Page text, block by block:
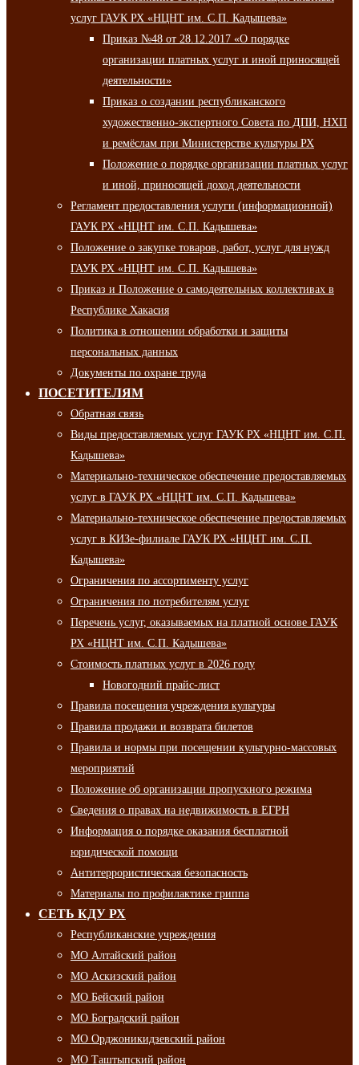
услуг ГАУК РХ «НЦНТ им. С.П. Кадышева»
Приказ №48 от 28.12.2017 «О порядке
организации платных услуг и иной приносящей
деятельности»
Приказ о создании республиканского
художественно-экспертного Совета по ДПИ, НХП
и ремёслам при Министерстве культуры РХ
Положение о порядке организации платных услуг
и иной, приносящей доход деятельности
Регламент предоставления услуги (информационной)
ГАУК РХ «НЦНТ им. С.П. Кадышева»
Положение о закупке товаров, работ, услуг для нужд
ГАУК РХ «НЦНТ им. С.П. Кадышева»
Приказ и Положение о самодеятельных коллективах в
Республике Хакасия
Политика в отношении обработки и защиты
персональных данных
Документы по охране труда
ПОСЕТИТЕЛЯМ
Обратная связь
Виды предоставляемых услуг ГАУК РХ «НЦНТ им. С.П.
Кадышева»
Материально-техническое обеспечение предоставляемых
услуг в ГАУК РХ «НЦНТ им. С.П. Кадышева»
Материально-техническое обеспечение предоставляемых
услуг в КИЗе-филиале ГАУК РХ «НЦНТ им. С.П.
Кадышева»
Ограничения по ассортименту услуг
Ограничения по потребителям услуг
Перечень услуг, оказываемых на платной основе ГАУК
РХ «НЦНТ им. С.П. Кадышева»
Стоимость платных услуг в 2026 году
Новогодний прайс-лист
Правила посещения учреждения культуры
Правила продажи и возврата билетов
Правила и нормы при посещении культурно-массовых
мероприятий
Положение об организации пропускного режима
Сведения о правах на недвижимость в ЕГРН
Информация о порядке оказания бесплатной
юридической помощи
Антитеррористическая безопасность
Материалы по профилактике гриппа
СЕТЬ КДУ РХ
Республиканские учреждения
МО Алтайский район
МО Аскизский район
МО Бейский район
МО Боградский район
МО Орджоникидзевский район
МО Таштыпский район